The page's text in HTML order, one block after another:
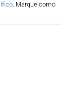
. Marque como